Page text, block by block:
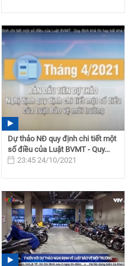
Dự thảo NĐ quy định chi tiết một
số điều của Luật BVMT - Quy...
23:45 24/10/2021